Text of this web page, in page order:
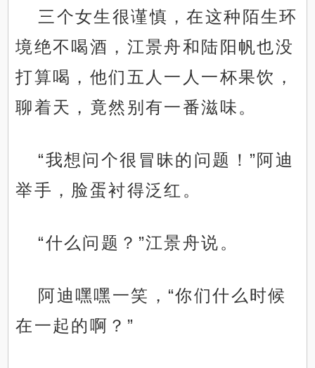
三个女生很谨慎，在这种陌生环
境绝不喝酒，江景舟和陆阳帆也没
打算喝，他们五人一人一杯果饮，
聊着天，竟然别有一番滋味。
“我想问个很冒昧的问题！”阿迪
举手，脸蛋衬得泛红。
“什么问题？”江景舟说。
阿迪嘿嘿一笑，“你们什么时候
在一起的啊？”